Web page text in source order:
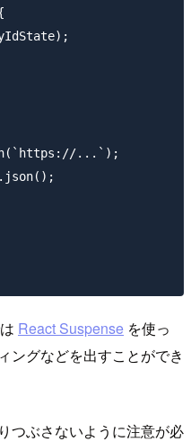
...`);
React Suspense を使っ
ングなどを出すことができ
つぶさないように注意が必